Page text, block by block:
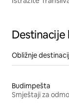
Destinacije
Obližnje
Budimpešta
Smještaji za